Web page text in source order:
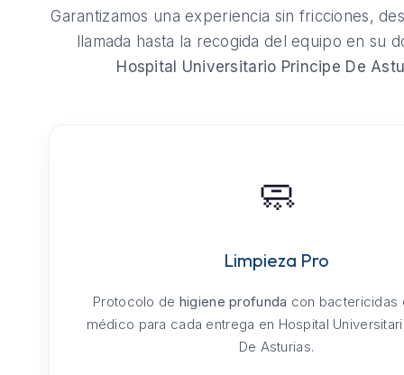
Garantizamos una experiencia sin fricciones,
llamada hasta la recogida del equipo en su
Hospital Universitario Principe De
🧼
Limpieza Pro
Protocolo de higiene profunda con bactericidas
médico para cada entrega en Hospital
De Asturias.